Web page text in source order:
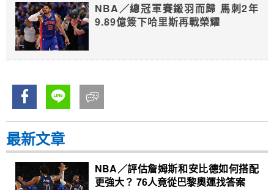
NBA／總冠軍賽鎩羽而歸 馬刺2年
9.89億簽下哈里斯再戰榮耀
最新文章
NBA／評估詹姆斯和安比德如何搭配
更強大？ 76人竟從巴黎奧運找答案